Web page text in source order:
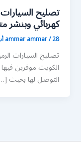
كهربائي وبنشر
ammar ammar/28 أبريل، 2020
تصليح السيارات
الكويت موفرين
التوصل لها بحيث